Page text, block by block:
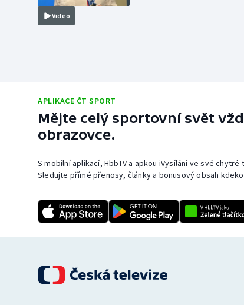
Video
APLIKACE ČT SPORT
Mějte celý sportovní svět
obrazovce.
S mobilní aplikací, HbbTV a apkou iVysílání ve své
Sledujte přímé přenosy, články a bonusový obsah